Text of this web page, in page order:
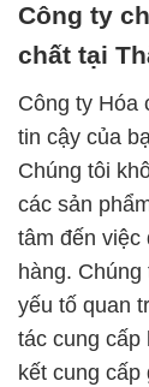
Công ty
chất tại
Công ty Hóa
tin cậy của
Chúng tôi
các sản
tâm đến việc
hàng.
yếu tố quan
tác cung cấp
kết cung